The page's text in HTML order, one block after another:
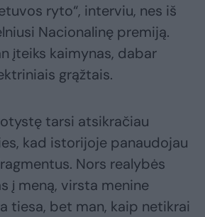
ryto“, interviu, nes iš
Nacionalinę premiją.
įteiks kaimynas, dabar
grąžtais.
tarsi atsikračiau
kad istorijoje panaudojau
Nors realybės
į meną, virsta menine
tiesa, bet man, kaip netikrai